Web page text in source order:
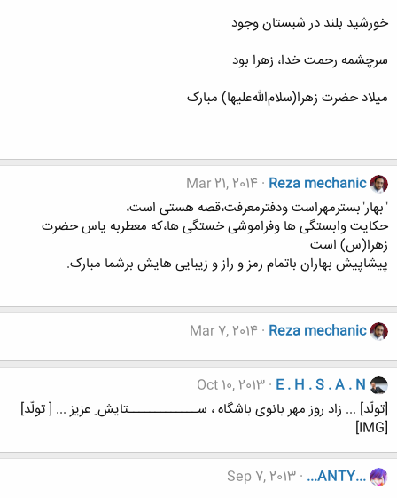
خورشید بلند در شبستان وجود
سرچشمه رحمت خدا، زهرا بود
میلاد حضرت زهرا(سلام‌الله‌علیها) مبارک
Reza mechanic
Mar 21, 2014
"بهار"بسترمهراست ودفترمعرفت،قصه هستی است،
حکایت وابستگی ها وفراموشی خستگی ها،که معطربه یاس حضرت
زهرا(س) است
پیشاپیش بهاران باتمام رمز و راز و زیبایی هایش برشما مبارک.
Reza mechanic
Mar 7, 2014
E . H . S . A . N
Oct 10, 2013
[تولّد] ... زاد روز مهر بانوی باشگاه ، ســـــــــــــتایش ِ عزیز ... [ تولّد]
[IMG]
...ANTY...
Sep 7, 2013